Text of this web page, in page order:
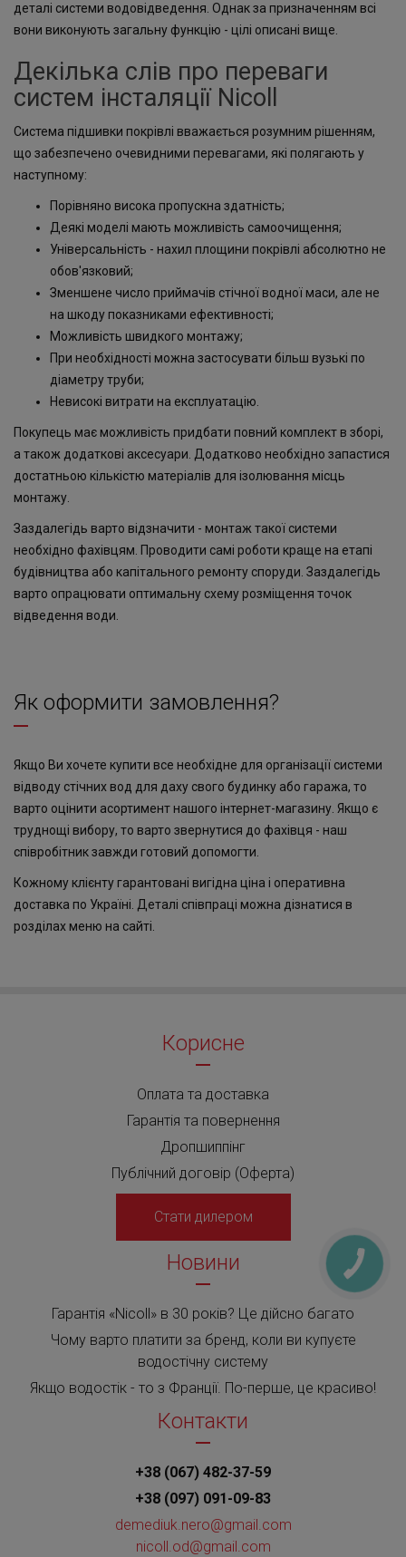
деталі системи водовідведення. Однак за призначенням всі
вони виконують загальну функцію - цілі описані вище.
Декілька слів про переваги
систем інсталяції Nicoll
Система підшивки покрівлі вважається розумним рішенням,
що забезпечено очевидними перевагами, які полягають у
наступному:
Порівняно висока пропускна здатність;
Деякі моделі мають можливість самоочищення;
Універсальність - нахил площини покрівлі абсолютно не
обов'язковий;
Зменшене число приймачів стічної водної маси, але не
на шкоду показниками ефективності;
Можливість швидкого монтажу;
При необхідності можна застосувати більш вузькі по
діаметру труби;
Невисокі витрати на експлуатацію.
Покупець має можливість придбати повний комплект в зборі,
а також додаткові аксесуари. Додатково необхідно запастися
достатньою кількістю матеріалів для ізолювання місць
монтажу.
Заздалегідь варто відзначити - монтаж такої системи
необхідно фахівцям. Проводити самі роботи краще на етапі
будівництва або капітального ремонту споруди. Заздалегідь
варто опрацювати оптимальну схему розміщення точок
відведення води.
Як оформити замовлення?
Якщо Ви хочете купити все необхідне для організації системи
відводу стічних вод для даху свого будинку або гаража, то
варто оцінити асортимент нашого інтернет-магазину. Якщо є
труднощі вибору, то варто звернутися до фахівця - наш
співробітник завжди готовий допомогти.
Кожному клієнту гарантовані вигідна ціна і оперативна
доставка по Україні. Деталі співпраці можна дізнатися в
розділах меню на сайті.
Корисне
Оплата та доставка
Гарантія та повернення
Дропшиппінг
Публічний договір (Оферта)
Стати дилером
Новини
Гарантія «Nicoll» в 30 років? Це дійсно багато
Чому варто платити за бренд, коли ви купуєте
водостічну систему
Якщо водостік - то з Франції. По-перше, це красиво!
Контакти
+38 (067) 482-37-59
+38 (097) 091-09-83
demediuk.nero@gmail.com
nicoll.od@gmail.com